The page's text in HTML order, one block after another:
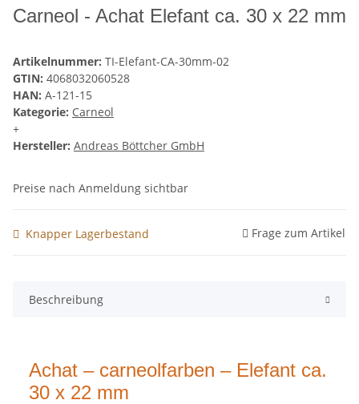
Carneol - Achat Elefant ca. 30 x 22 mm
Artikelnummer: TI-Elefant-CA-30mm-02
GTIN: 4068032060528
HAN: A-121-15
Kategorie: Carneol
+
Hersteller: Andreas Böttcher GmbH
Preise nach Anmeldung sichtbar
Knapper Lagerbestand Frage zum Artikel
Beschreibung
Achat – carneolfarben – Elefant ca.
30 x 22 mm